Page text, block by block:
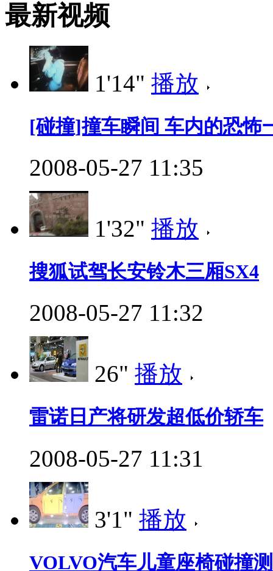
最新视频
1'14" 播放
[碰撞]撞车瞬间 车内的恐怖
2008-05-27 11:35
1'32" 播放
搜狐试驾长安铃木三厢SX4
2008-05-27 11:32
26" 播放
雷诺日产将研发超低价轿车
2008-05-27 11:31
3'1" 播放
VOLVO汽车儿童座椅碰撞